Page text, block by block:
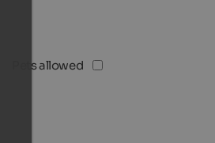
Pets allowed